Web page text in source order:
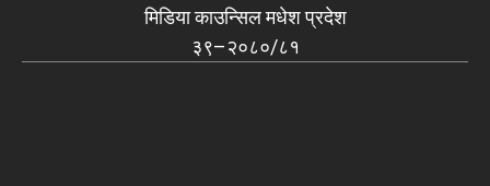
मिडिया काउन्सिल मधेश प्रदेश
३९–२०८०/८१